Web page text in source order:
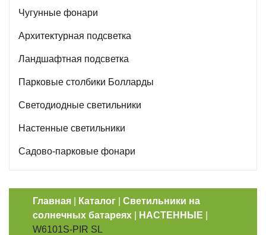
Чугунные фонари
Архитектурная подсветка
Ландшафтная подсветка
Парковые столбики Болларды
Светодиодные светильники
Настенные светильники
Садово-парковые фонари
Главная Каталог
Светильники на
солнечных батареях
НАСТЕННЫЕ
W6101S-PIR SL